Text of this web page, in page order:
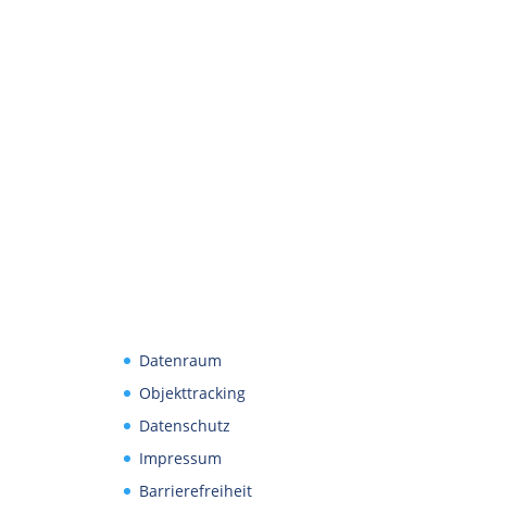
Datenraum
Objekttracking
Datenschutz
Impressum
Barrierefreiheit